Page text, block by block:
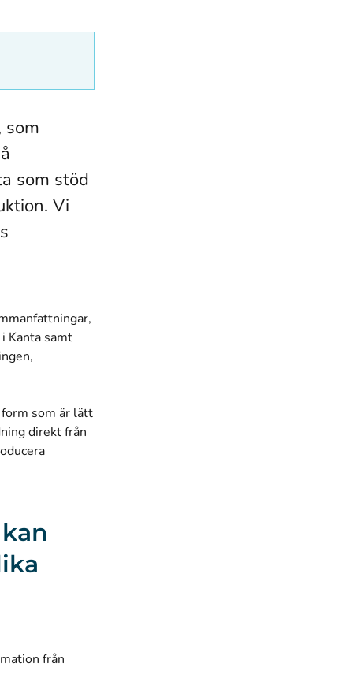
som stöd
Vi
Kanta samt
som är lätt
direkt från
från